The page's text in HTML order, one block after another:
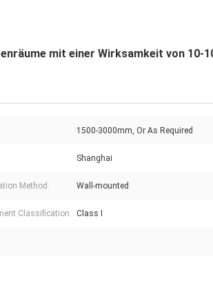
mit einer Wirksamkeit von 10-
1500-3000mm, Or As Required
Shanghai
Method: Wall-mounted
Classification: Class I